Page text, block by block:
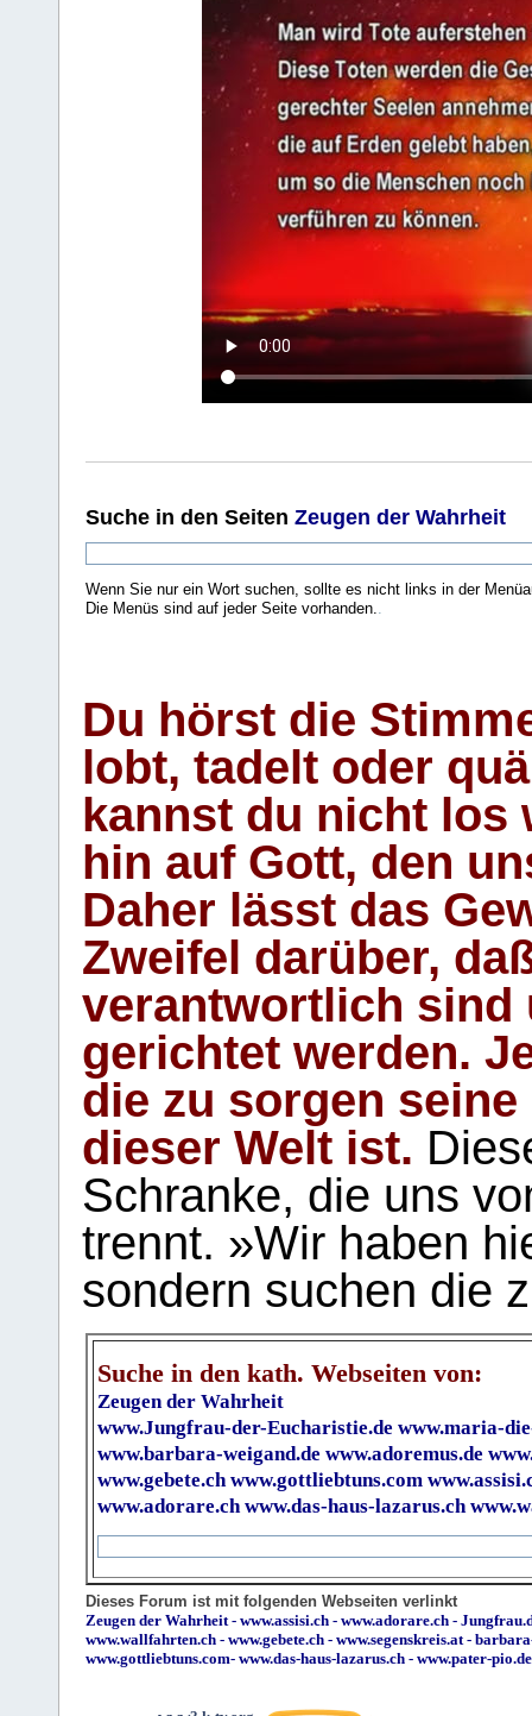
Suche in den Seiten Zeugen der Wahrheit
Wenn Sie nur ein Wort suchen, sollte es nicht links in der
Die Menüs sind auf jeder Seite vorhanden.
Du hörst die
lobt, tadelt oder
kannst du nicht los
hin auf Gott, den
Daher lässt das
Zweifel darüber,
verantwortlich sind
gerichtet werden.
die zu sorgen
dieser Welt ist.
Schranke, die uns
trennt. »Wir haben
sondern suchen die
Suche in den kath. Webseiten von:
Zeugen der Wahrheit
www.Jungfrau-der-Eucharistie.de www.maria-
www.barbara-weigand.de www.adoremus.de
www.gebete.ch www.gottliebtuns.com
www.adorare.ch www.das-haus-lazarus.ch
Dieses Forum ist mit folgenden Webseiten verlinkt
Zeugen der Wahrheit - www.assisi.ch - www.adorare.ch -
www.wallfahrten.ch - www.gebete.ch - www.segenskreis.at -
www.gottliebtuns.com- www.das-haus-lazarus.ch - www.pater-pio.de